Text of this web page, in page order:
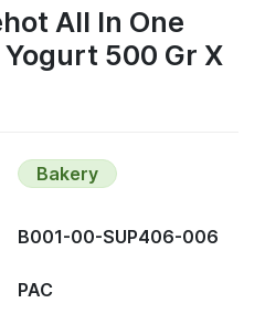
All In One
500 Gr X
Bakery
B001-00-SUP406-006
PAC